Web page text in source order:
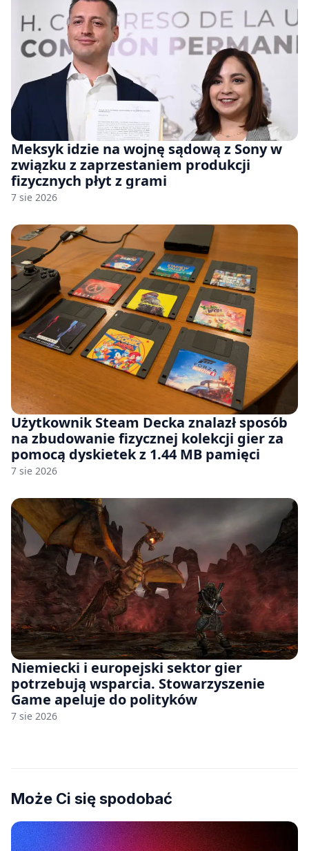
Meksyk idzie na wojnę sądową z Sony w
związku z zaprzestaniem produkcji
fizycznych płyt z grami
7 sie 2026
Użytkownik Steam Decka znalazł sposób
na zbudowanie fizycznej kolekcji gier za
pomocą dyskietek z 1.44 MB pamięci
7 sie 2026
Niemiecki i europejski sektor gier
potrzebują wsparcia. Stowarzyszenie
Game apeluje do polityków
7 sie 2026
Może Ci się spodobać